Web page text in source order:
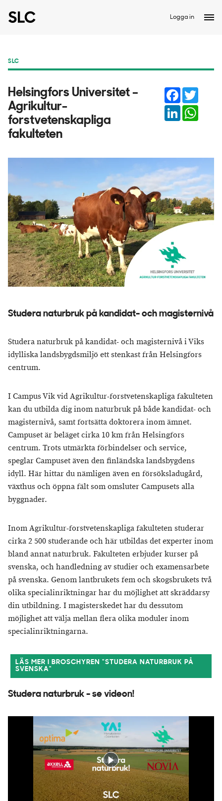
Logga in
SLC
Helsingfors Universitet –
Agrikultur-
forstvetenskapliga
fakulteten
Facebook
LinkedIn
Studera naturbruk på kandidat- och magisternivå
Studera naturbruk på kandidat- och magisternivå i Viks
idylliska landsbygdsmiljö ett stenkast från Helsingfors
centrum.
I Campus Vik vid Agrikultur-forstvetenskapliga fakulteten
kan du utbilda dig inom naturbruk på både kandidat- och
magisternivå, samt fortsätta doktorera inom ämnet.
Campuset är beläget cirka 10 km från Helsingfors
centrum. Trots utmärkta förbindelser och service,
speglar Campuset även den finländska landsbygdens
idyll. Här hittar du nämligen även en försöksladugård,
växthus och öppna fält som omsluter Campusets alla
byggnader.
Inom Agrikultur-forstvetenskapliga fakulteten studerar
cirka 2 500 studerande och här utbildas det experter inom
bland annat naturbruk. Fakulteten erbjuder kurser på
svenska, och handledning av studier och examensarbete
på svenska. Genom lantbrukets fem och skogsbrukets två
olika specialinriktningar har du möjlighet att skräddarsy
din utbildning. I magisterskedet har du dessutom
möjlighet att välja mellan flera olika moduler inom
specialinriktningarna.
LÄS MER I BROSCHYREN "STUDERA NATURBRUK PÅ
SVENSKA"
Studera naturbruk - se videon!